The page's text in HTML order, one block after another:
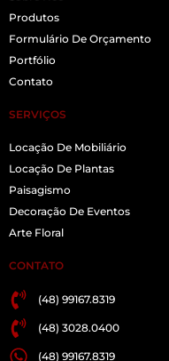
Produtos
Formulário De Orçamento
Portfólio
Contato
SERVIÇOS
Locação De Mobiliário
Locação De Plantas
Paisagismo
Decoração De Eventos
Arte Floral
CONTATO
(48) 99167.8319
(48) 3028.0400
(48) 99167.8319